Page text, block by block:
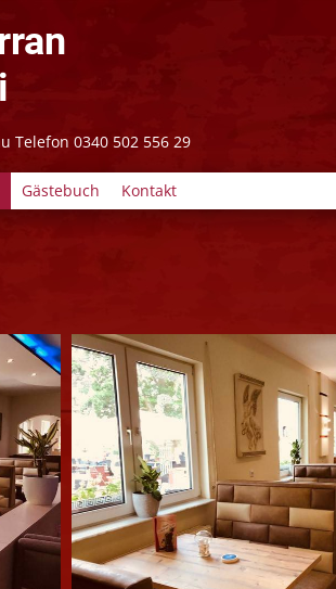
Telefon 0340 502 556 29
Gästebuch Kontakt